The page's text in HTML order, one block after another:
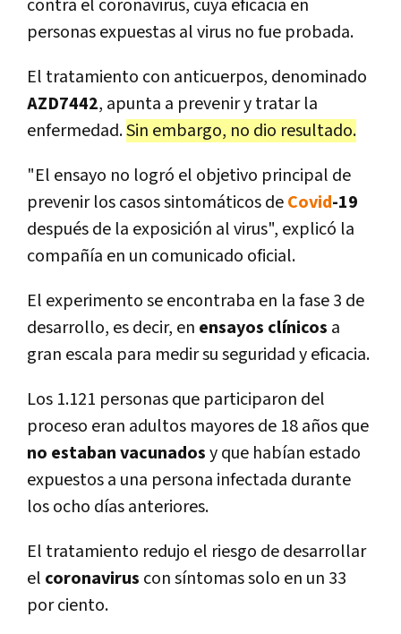
contra el coronavirus, cuya eficacia en
personas expuestas al virus no fue probada.
El tratamiento con anticuerpos, denominado
AZD7442, apunta a prevenir y tratar la
enfermedad.Sin embargo, no dio resultado.
"El ensayo no logró el objetivo principal de
prevenir los casos sintomáticos deCovid-19
después de la exposición al virus", explicó la
compañía en un comunicado oficial.
El experimento se encontraba en la fase 3 de
desarrollo, es decir, en ensayos clínicos a
gran escala para medir su seguridad y eficacia.
Los 1.121 personas que participaron del
proceso eran adultos mayores de 18 años que
no estaban vacunadosy que habían estado
expuestos a una persona infectada durante
los ocho días anteriores.
El tratamiento redujo el riesgo de desarrollar
el coronavirus con síntomas solo en un 33
por ciento.